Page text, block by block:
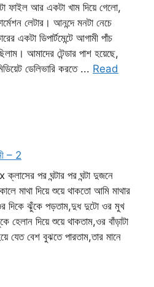
ফাইল আর একটা খাম দিয়ে গেলো,
লেটার। আনন্দে মনটা নেচে
একটা ডিপার্টমেন্টে আগামী পাঁচ
আমাদের টেন্ডার পাশ হয়েছে,
ডেলিভারি করতে ... Read
– 2
পর ঘন্টার পর ঘন্টা দুজনে
মাথা দিয়ে শুয়ে থাকতো আমি মাথার
দিকে ঝুঁকে পড়তাম,দুধ দুটো ওর মুখ
দিয়ে শুয়ে থাকতাম,ওর বাঁড়াটা
যেত বেশ বুঝতে পারতাম,তার মানে